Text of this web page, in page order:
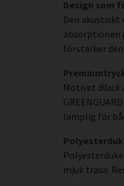
Design som
Den akustiskt
absorptionen
förstärker
Motivet
lämplig för
Polyesterduk
mjuk trasa.